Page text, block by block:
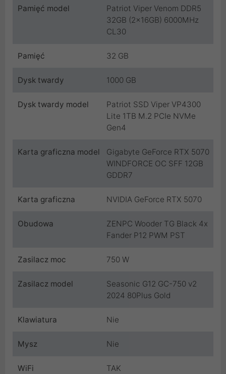
Pamięć model
Patriot Viper Venom DDR5
32GB (2x16GB) 6000MHz
CL30
Pamięć 32 GB
Dysk twardy 1000 GB
Dysk twardy model
Patriot SSD Viper VP4300
Lite 1TB M.2 PCIe NVMe
Gen4
Karta graficzna model
Gigabyte GeForce RTX 5070
WINDFORCE OC SFF 12GB
GDDR7
Karta graficzna NVIDIA GeForce RTX 5070
Obudowa
ZENPC Wooder TG Black 4x
Fander P12 PWM PST
Zasilacz moc 750 W
Zasilacz model
Seasonic G12 GC-750 v2
2024 80Plus Gold
Klawiatura Nie
Mysz Nie
WiFi TAK